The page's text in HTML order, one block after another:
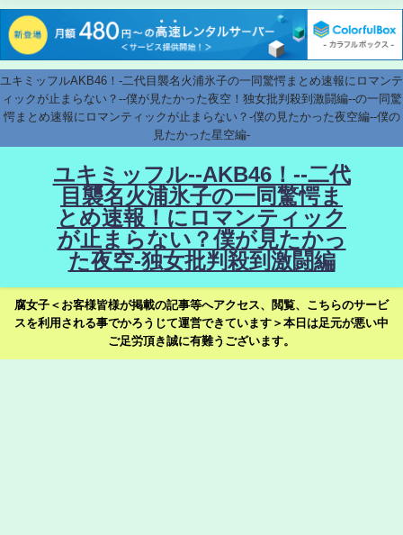
ユキミッフルAKB46！-二代目襲名火浦氷子の一同驚愕まとめ速報にロマンテ
ィックが止まらない？--僕が見たかった夜空！独女批判殺到激闘編--の一同驚
愕まとめ速報にロマンティックが止まらない？-僕の見たかった夜空編--僕の
見たかった星空編-
ユキミッフル--AKB46！--二代
目襲名火浦氷子の一同驚愕ま
とめ速報！にロマンティック
が止まらない？僕が見たかっ
た夜空-独女批判殺到激闘編
腐女子＜お客様皆様が掲載の記事等へアクセス、閲覧、こちらのサービ
スを利用される事でかろうじて運営できています＞本日は足元が悪い中
ご足労頂き誠に有難うございます。